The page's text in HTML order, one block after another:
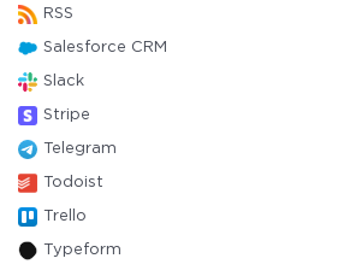
RSS
Salesforce CRM
Slack
Stripe
Telegram
Todoist
Trello
Typeform